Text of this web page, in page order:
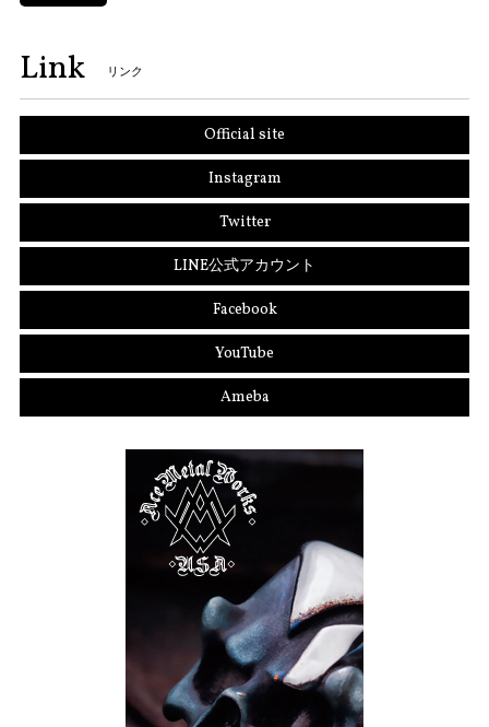
Link リンク
Official site
Instagram
Twitter
LINE公式アカウント
Facebook
YouTube
Ameba